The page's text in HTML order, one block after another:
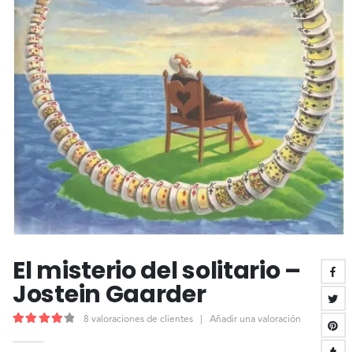
El misterio del solitario –
Jostein Gaarder
8 valoraciones de clientes Añadir una valoración